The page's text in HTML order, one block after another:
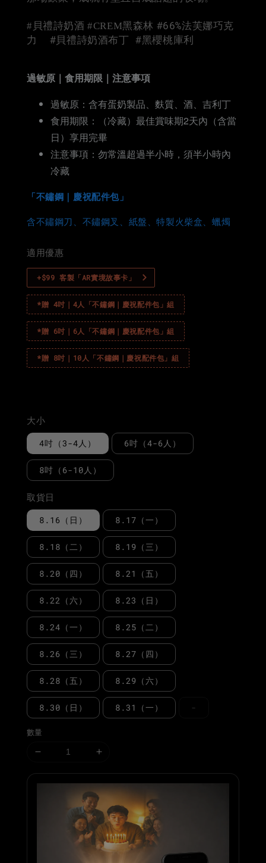
#貝禮詩奶酒 #CREM黑森林 #66%法芙娜巧克
力 #貝禮詩奶酒布丁 #黑櫻桃庫利
過敏原｜食用期限｜注意事項
過敏原：含有蛋奶製品、麩質、酒、吉利丁
食用期限：（冷藏）最佳賞味期2天內（含當
日）享用完畢
注意事項：勿常溫超過半小時，須半小時內
冷藏
「不鏽鋼｜慶祝配件包」
含不鏽鋼刀、不鏽鋼叉、紙盤、特製火柴盒、蠟燭
適用優惠
+$99 客製「AR實境故事卡」
*贈 4吋｜4人「不鏽鋼｜慶祝配件包」組
*贈 6吋｜6人「不鏽鋼｜慶祝配件包」組
*贈 8吋｜10人「不鏽鋼｜慶祝配件包」組
大小
4吋（3-4人） 6吋（4-6人）
8吋（6-10人）
取貨日
8.16（日） 8.17（一）
8.18（二） 8.19（三）
8.20（四） 8.21（五）
8.22（六） 8.23（日）
8.24（一） 8.25（二）
8.26（三） 8.27（四）
8.28（五） 8.29（六）
8.30（日） 8.31（一） -
數量